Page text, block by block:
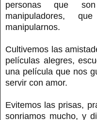
personas que
manipuladores,
manipularnos.
Cultivemos las
películas alegres,
una película que nos
servir con amor.
Evitemos las prisas,
sonriamos mucho, y